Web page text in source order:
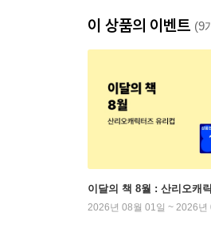
이 상품의 이벤트 (9
이달의 책 8월 : 산리오캐
2026년 08월 01일 ~ 2026년